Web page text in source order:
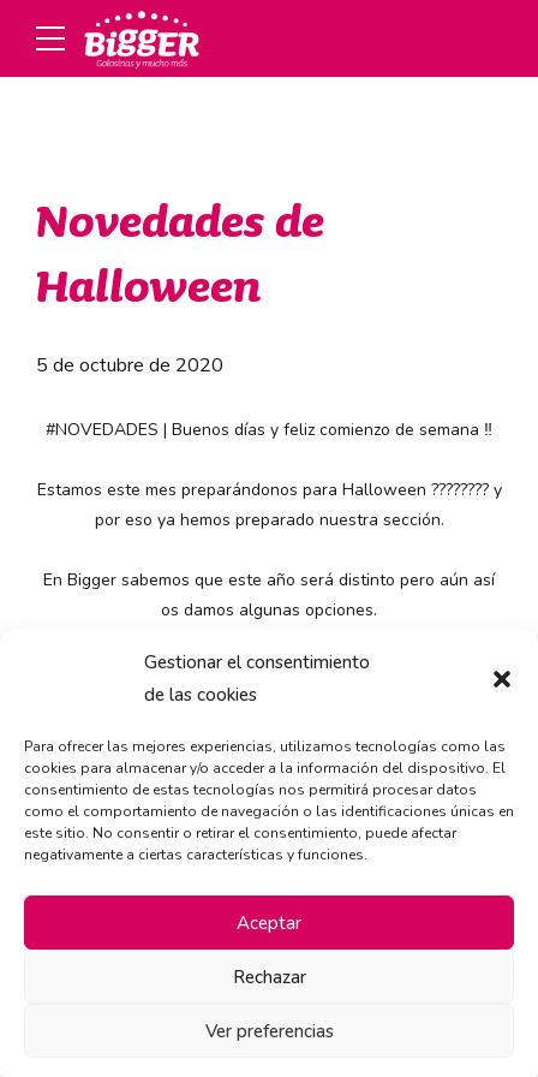
Gestionar el consentimiento
de las cookies
Para ofrecer las mejores experiencias, utilizamos tecnologías como las
cookies para almacenar y/o acceder a la información del dispositivo. El
consentimiento de estas tecnologías nos permitirá procesar datos
como el comportamiento de navegación o las identificaciones únicas en
este sitio. No consentir o retirar el consentimiento, puede afectar
negativamente a ciertas características y funciones.
Aceptar
Rechazar
Ver preferencias
Novedades de
Halloween
5 de octubre de 2020
#NOVEDADES | Buenos días y feliz comienzo de semana ‼️
Estamos este mes preparándonos para Halloween ???????? y
por eso ya hemos preparado nuestra sección.
En Bigger sabemos que este año será distinto pero aún así
os damos algunas opciones.
Os esperamos en:
???? c/ Morse 20, Getafe
???? info@biggergolosinas.com
????www.biggergolosinas.com
#biggergolosinas #novedades#caramelos